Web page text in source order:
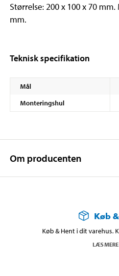
Størrelse: 200 x 100 x 70
mm.
Teknisk specifikation
Mål
Monteringshul
Om producenten
Køb
Køb & Hent i dit varehus.
LÆS MERE